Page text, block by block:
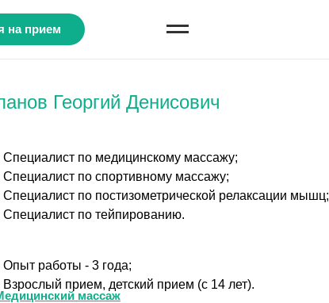
на прием
Специалист по медицинскому массажу;
Специалист по спортивному массажу;
Специалист по постизометрической релаксации мышц;
Специалист по тейпированию.
Опыт работы - 3 года;
Взрослый прием, детский прием (с 14 лет).
Георгий Денисович
массаж